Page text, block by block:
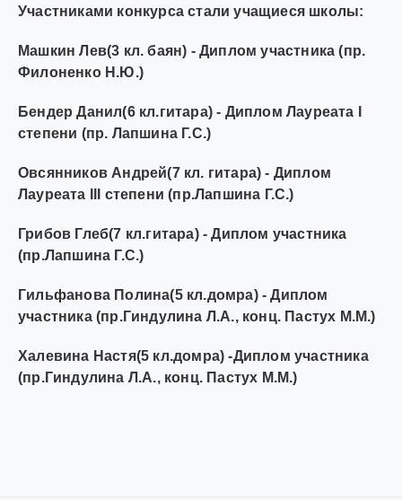
Участниками конкурса стали учащиеся школы:
Машкин Лев(3 кл. баян) - Диплом участника (пр.
Филоненко Н.Ю.)
Бендер Данил(6 кл.гитара) - Диплом Лауреата I
степени (пр. Лапшина Г.С.)
Овсянников Андрей(7 кл. гитара) - Диплом
Лауреата III степени (пр.Лапшина Г.С.)
Грибов Глеб(7 кл.гитара) - Диплом участника
(пр.Лапшина Г.С.)
Гильфанова Полина(5 кл.домра) - Диплом
участника (пр.Гиндулина Л.А., конц. Пастух М.М.)
Халевина Настя(5 кл.домра) -Диплом участника
(пр.Гиндулина Л.А., конц. Пастух М.М.)